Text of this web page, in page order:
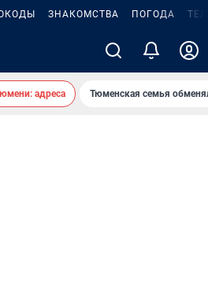
ЗНАКОМСТВА ПОГОДА
адреса Тюменская семья